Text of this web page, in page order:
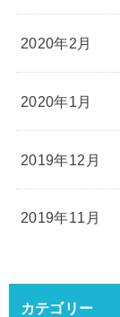
2020年2月
2020年1月
2019年12月
2019年11月
カテゴリー